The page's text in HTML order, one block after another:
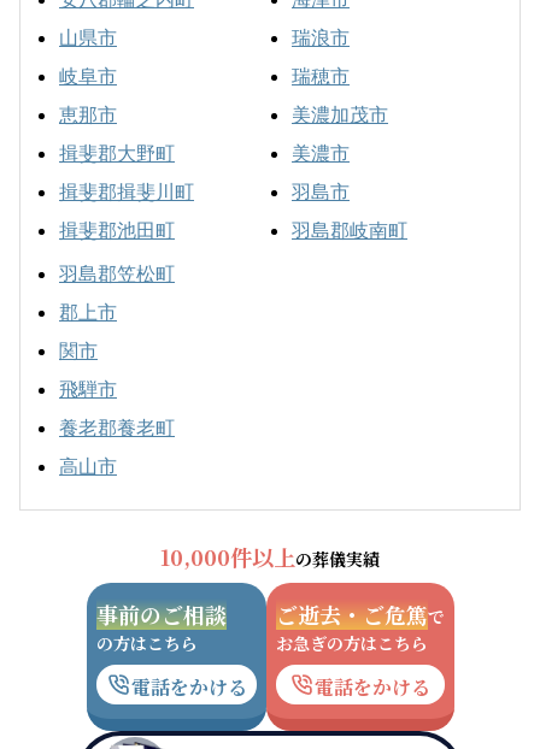
山県市
岐阜市
恵那市
揖斐郡大野町
揖斐郡揖斐川町
揖斐郡池田町
瑞浪市
瑞穂市
美濃加茂市
美濃市
羽島市
羽島郡岐南町
羽島郡笠松町
郡上市
関市
飛騨市
養老郡養老町
高山市
10,000件以上の葬儀実績
事前のご相談
の方はこちら
電話をかける
ご逝去・ご危篤で
お急ぎの方はこちら
電話をかける